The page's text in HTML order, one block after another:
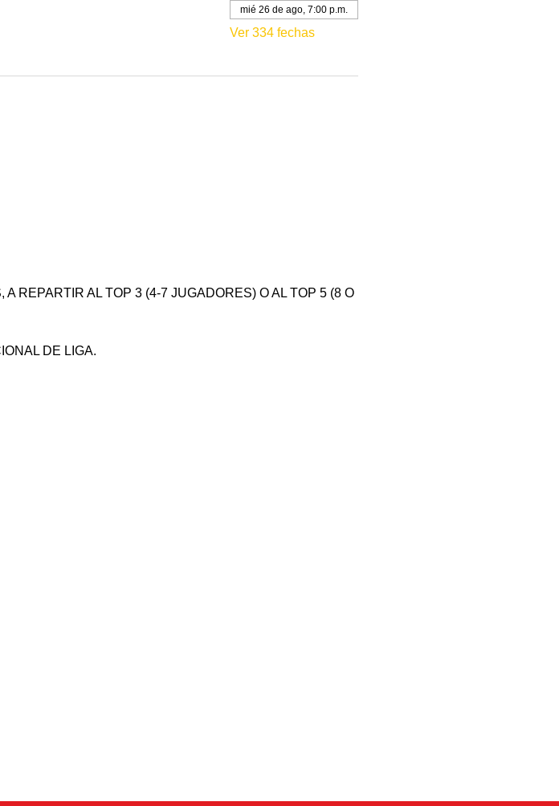
mié 26 de ago, 7:00 p.m.
Ver 334 fechas
REPARTIR AL TOP 3 (4-7 JUGADORES) O AL TOP 5 (8 O
DE LIGA.